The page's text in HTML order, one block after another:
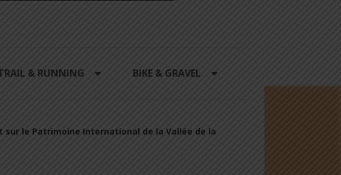
& RUNNING BIKE & GRAVEL
sur le Patrimoine International de la Vallée de la